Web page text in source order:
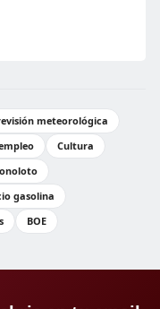
meteorológica
Cultura
gasolina
BOE